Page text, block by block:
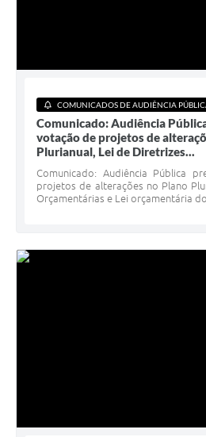
COMUNICADOS DE AUDIÊNCIA
Comunicado: Audiência
votação de projetos de
Plurianual, Lei de Diretrizes...
Comunicado: Audiência Pública
projetos de alterações no Plano
Orçamentárias e Lei orçamentária